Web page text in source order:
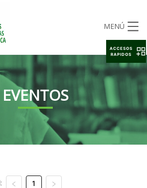
MENÚ
EVENTOS
1
ACCESOS
RAPIDOS